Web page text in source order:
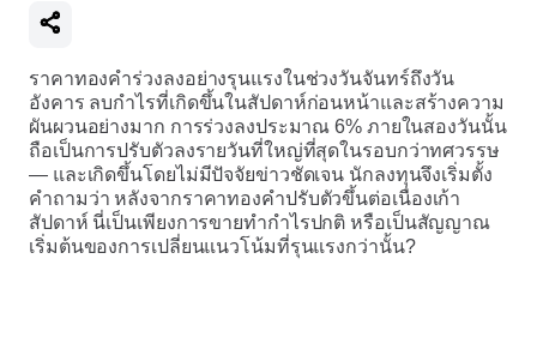
ราคาทองคำร่วงลงอย่างรุนแรงในช่วงวันจันทร์ถึงวัน
อังคาร ลบกำไรที่เกิดขึ้นในสัปดาห์ก่อนหน้าและสร้างความ
ผันผวนอย่างมาก การร่วงลงประมาณ 6% ภายในสองวันนั้น
ถือเป็นการปรับตัวลงรายวันที่ใหญ่ที่สุดในรอบกว่าทศวรรษ
— และเกิดขึ้นโดยไม่มีปัจจัยข่าวชัดเจน นักลงทุนจึงเริ่มตั้ง
คำถามว่า หลังจากราคาทองคำปรับตัวขึ้นต่อเนื่องเก้า
สัปดาห์ นี่เป็นเพียงการขายทำกำไรปกติ หรือเป็นสัญญาณ
เริ่มต้นของการเปลี่ยนแนวโน้มที่รุนแรงกว่านั้น?